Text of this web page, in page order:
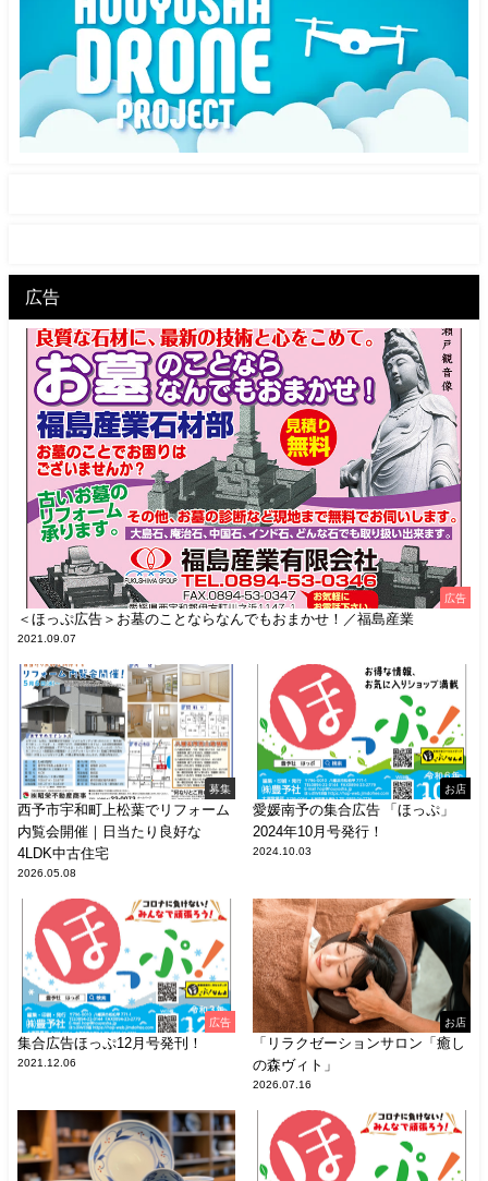
広告
広告
＜ほっぷ広告＞お墓のことならなんでもおまかせ！／福島産業
2021.09.07
募集
西予市宇和町上松葉でリフォーム
内覧会開催｜日当たり良好な
4LDK中古住宅
2026.05.08
お店
愛媛南予の集合広告 「ほっぷ」
2024年10月号発行！
2024.10.03
広告
集合広告ほっぷ12月号発刊！
2021.12.06
お店
「リラクゼーションサロン「癒し
の森ヴィト」
2026.07.16